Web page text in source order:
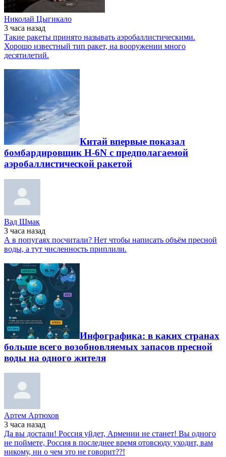
Николай Цыгикало
3 часа назад
Такие ракеты принято называть аэробаллистическими.
Хорошо известный тип ракет, на вооружении много
десятилетий.
Китай впервые показал
бомбардировщик H-6N с предполагаемой
аэробаллистической ракетой
Вад Шмак
3 часа назад
А в попугаях посчитали? Нет чтобы написать объём пресной
воды, а тут численность приплили.
Инфографика: в каких странах
больше всего возобновляемых запасов пресной
воды на одного жителя
Артем Артюхов
3 часа назад
Да вы достали! Россия уйдет, Армении не станет! Вы одного
не поймете, Россия в последнее время отовсюду уходит, вам
никому, ни о чем это не говорит??!